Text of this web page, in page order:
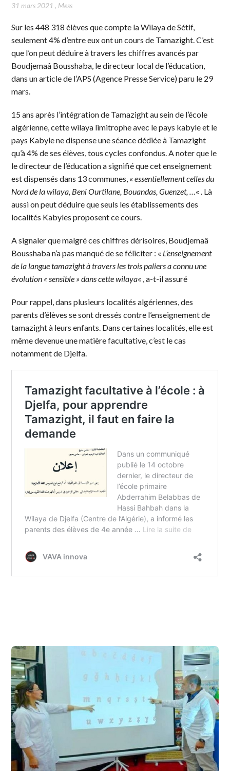
31 mars 2021 , Mess
Sur les 448 318 élèves que compte la Wilaya de Sétif,
seulement 4% d’entre eux ont un cours de Tamazight. C’est
que l’on peut déduire à travers les chiffres avancés par
Boudjemaâ Bousshaba, le directeur local de l’éducation,
dans un article de l’APS (Agence Presse Service) paru le 29
mars.
15 ans après l’intégration de Tamazight au sein de l’école
algérienne, cette wilaya limitrophe avec le pays kabyle et le
pays Kabyle ne dispense une séance dédiée à Tamazight
qu’à 4% de ses élèves, tous cycles confondus. A noter que le
le directeur de l’éducation a signifié que cet enseignement
est dispensés dans 13 communes, «essentiellement celles du
Nord de la wilaya, Beni Ourtilane, Bouandas, Guenzet, …« . Là
aussi on peut déduire que seuls les établissements des
localités Kabyles proposent ce cours.
A signaler que malgré ces chiffres dérisoires, Boudjemaâ
Bousshaba n’a pas manqué de se féliciter : « L’enseignement
de la langue tamazight à travers les trois paliers a connu une
évolution « sensible » dans cette wilaya« , a-t-il assuré
Pour rappel, dans plusieurs localités algériennes, des
parents d’élèves se sont dressés contre l’enseignement de
tamazight à leurs enfants. Dans certaines localités, elle est
même devenue une matière facultative, c’est le cas
notamment de Djelfa.